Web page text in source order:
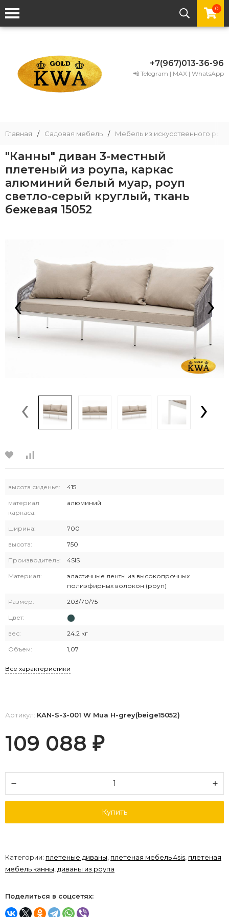
0
+7(967)013-36-96
📲 Telegram | MAX | WhatsApp
Главная / Садовая мебель / Мебель из искусственного
"Канны" диван 3-местный
плетеный из роупа, каркас
алюминий белый муар, роуп
светло-серый круглый, ткань
бежевая 15052
‹ ›
‹ ›
высота сиденья: 415
материал
каркаса:
алюминий
ширина: 700
высота: 750
Производитель: 4SIS
Материал:
эластичные ленты из высокопрочных
полиэфирных волокон (роуп)
Размер: 203/70/75
Цвет:
вес: 24.2 кг
Объем: 1,07
Все характеристики
Артикул: KAN-S-3-001 W Mua H-grey(beige15052)
109 088 ₽
Купить
Категории: плетеные диваны, плетеная мебель 4sis, плетеная
мебель канны,диваны из роупа
Поделиться в соцсетях: